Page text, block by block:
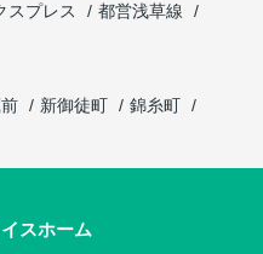
スプレス
都営浅草線
新御徒町
錦糸町
スホーム